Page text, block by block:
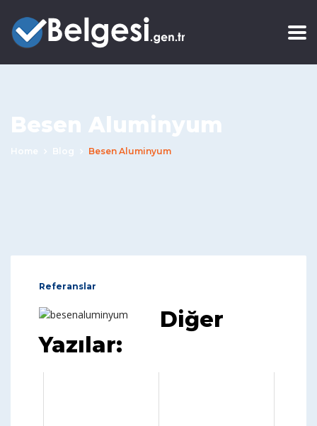
Besen Aluminyum
Home Blog Besen Aluminyum
Referanslar
Diğer
Yazılar: